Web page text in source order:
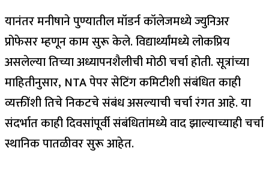
यानंतर मनीषाने पुण्यातील मॉडर्न कॉलेजमध्ये ज्युनिअर
प्रोफेसर म्हणून काम सुरू केले. विद्यार्थ्यांमध्ये लोकप्रिय
असलेल्या तिच्या अध्यापनशैलीची मोठी चर्चा होती. सूत्रांच्या
माहितीनुसार, NTA पेपर सेटिंग कमिटीशी संबंधित काही
व्यक्तींशी तिचे निकटचे संबंध असल्याची चर्चा रंगत आहे. या
संदर्भात काही दिवसांपूर्वी संबंधितांमध्ये वाद झाल्याच्याही चर्चा
स्थानिक पातळीवर सुरू आहेत.